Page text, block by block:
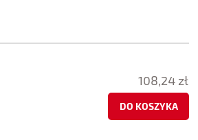
108,24 zł
DO KOSZYKA